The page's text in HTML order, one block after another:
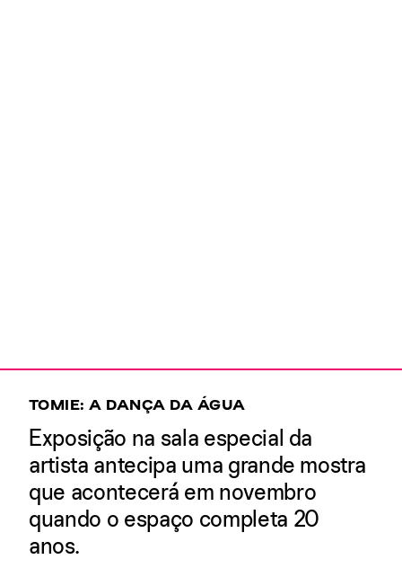
TOMIE: A DANÇA DA ÁGUA
Exposição na sala especial da
artista antecipa uma grande mostra
que acontecerá em novembro
quando o espaço completa 20
anos.